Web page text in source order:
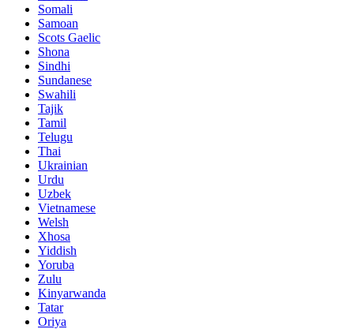
Somali
Samoan
Scots Gaelic
Shona
Sindhi
Sundanese
Swahili
Tajik
Tamil
Telugu
Thai
Ukrainian
Urdu
Uzbek
Vietnamese
Welsh
Xhosa
Yiddish
Yoruba
Zulu
Kinyarwanda
Tatar
Oriya